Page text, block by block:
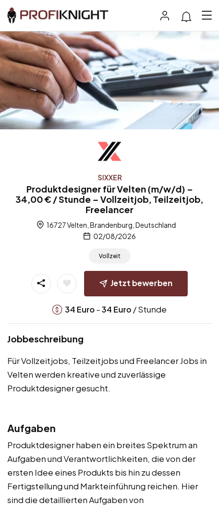
SIXXER
Produktdesigner für Velten (m/w/d) –
34,00 € / Stunde – Vollzeitjob, Teilzeitjob,
Freelancer
16727 Velten, Brandenburg, Deutschland
02/08/2026
Vollzeit
Jetzt bewerben
34 Euro -34 Euro / Stunde
Jobbeschreibung
Für Vollzeitjobs, Teilzeitjobs und Freelancer Jobs in
Velten werden kreative und zuverlässige
Produktdesigner gesucht.
Aufgaben
Produktdesigner haben ein breites Spektrum an
Aufgaben und Verantwortlichkeiten, die von der
ersten Idee eines Produkts bis hin zu dessen
Fertigstellung und Markteinführung reichen. Hier
sind die detaillierten Aufgaben von